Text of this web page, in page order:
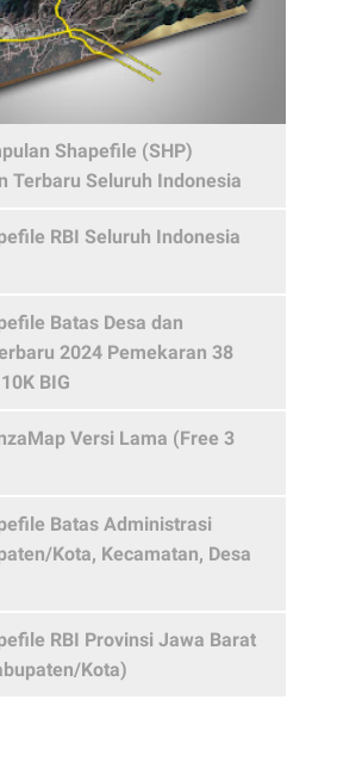
Shapefile (SHP)
Terbaru Seluruh Indonesia
RBI Seluruh Indonesia
Batas Desa dan
2024 Pemekaran 38
BIG
Versi Lama (Free 3
Batas Administrasi
Kota, Kecamatan, Desa
RBI Provinsi Jawa Barat
Kota)